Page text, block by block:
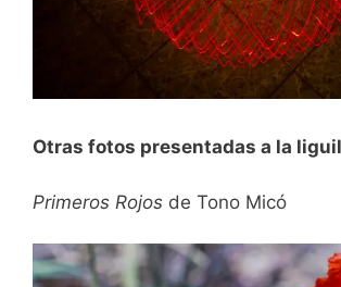
Otras fotos presentadas a la
Primeros Rojos de Tono Micó